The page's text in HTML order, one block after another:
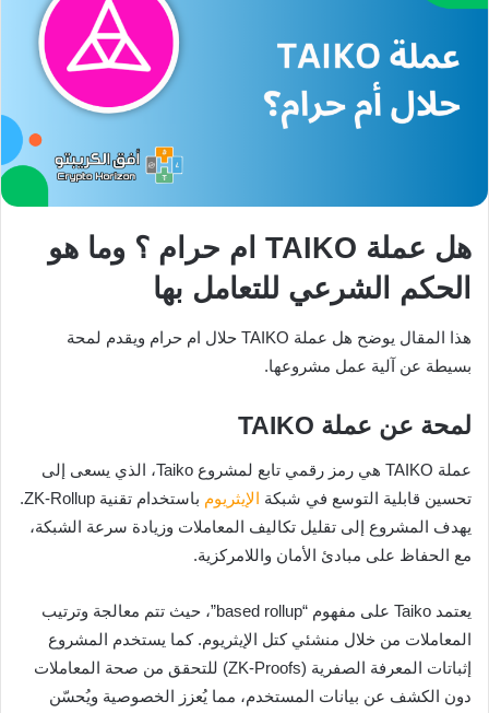
هل عملة TAIKO ام حرام ؟ وما هو
الحكم الشرعي للتعامل بها
هذا المقال يوضح هل عملة TAIKO حلال ام حرام ويقدم لمحة
بسيطة عن آلية عمل مشروعها.
لمحة عن عملة TAIKO
عملة TAIKO هي رمز رقمي تابع لمشروع Taiko، الذي يسعى إلى
تحسين قابلية التوسع في شبكة الإيثريوم
باستخدام تقنية ZK-Rollup.
يهدف المشروع إلى تقليل تكاليف المعاملات وزيادة سرعة الشبكة،
مع الحفاظ على مبادئ الأمان واللامركزية.
يعتمد Taiko على مفهوم “based rollup”، حيث تتم معالجة وترتيب
المعاملات من خلال منشئي كتل الإيثريوم. كما يستخدم المشروع
إثباتات المعرفة الصفرية (ZK-Proofs) للتحقق من صحة المعاملات
دون الكشف عن بيانات المستخدم، مما يُعزز الخصوصية ويُحسّن